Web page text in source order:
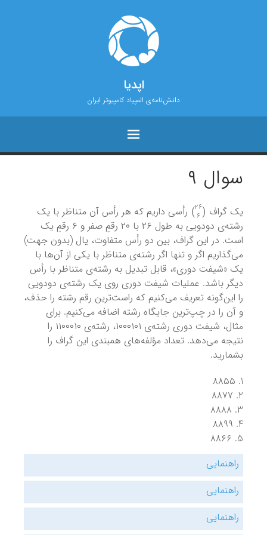
اپدیا
دانش‌نامه‌ی المپیاد کامپیوتر ایران
سوال ۹
یک گراف 26
) رأسی داریم که هر رأس آن متناظر با یک
رشته‌ی دودویی به طول ۲۶ با ۲۰ رقمِ صفر و ۶ رقمِ یک
است. در این گراف، بین دو رأس متفاوت، یال (بدون جهت)
می‌گذاریم اگر و تنها اگر رشته‌ی متناظر با یکی از آن‌ها با
یک «شیفت دوری»، قابل تبدیل به رشته‌ی متناظر با رأس
دیگر باشد. عملیات شیفت دوری روی یک رشته‌ی دودویی
را این‌گونه تعریف می‌کنیم که راست‌ترین رقم رشته را حذف،
و آن را در چپ‌ترین جایگاه رشته اضافه می‌کنیم. برای
مثال، شیفت دوری رشته‌ی ۱۰۰۰۱۰۱، رشته‌ی ۱۱۰۰۰۱۰ را
نتیجه می‌دهد. تعداد مؤلفه‌های همبندی این گراف را
بشمارید.
۸۸۵۵
۸۸۷۷
۸۸۸۸
۸۸۹۹
۸۸۶۶
راهنمایی
راهنمایی
راهنمایی